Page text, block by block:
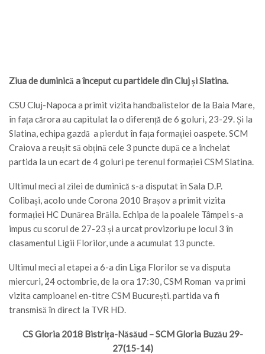
Ziua de duminică a început cu partidele din Cluj și Slatina.
CSU Cluj-Napoca a primit vizita handbalistelor de la Baia Mare,
în fața cărora au capitulat la o diferență de 6 goluri, 23-29. Și la
Slatina, echipa gazdă a pierdut în fața formației oaspete. SCM
Craiova a reușit să obțină cele 3 puncte după ce a încheiat
partida la un ecart de 4 goluri pe terenul formației CSM Slatina.
Ultimul meci al zilei de duminică s-a disputat în Sala D.P.
Colibași, acolo unde Corona 2010 Brașov a primit vizita
formației HC Dunărea Brăila. Echipa de la poalele Tâmpei s-a
impus cu scorul de 27-23 și a urcat provizoriu pe locul 3 în
clasamentul Ligii Florilor, unde a acumulat 13 puncte.
Ultimul meci al etapei a 6-a din Liga Florilor se va disputa
miercuri, 24 octombrie, de la ora 17:30, CSM Roman va primi
vizita campioanei en-titre CSM București. partida va fi
transmisă în direct la TVR HD.
CS Gloria 2018 Bistrița-Năsăud – SCM Gloria Buzău 29-
27(15-14)